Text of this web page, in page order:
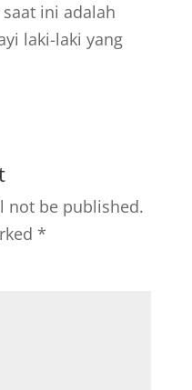
ini adalah
laki-laki yang
not be published.
*